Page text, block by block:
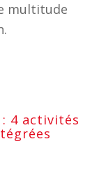
multitude
: 4 activités